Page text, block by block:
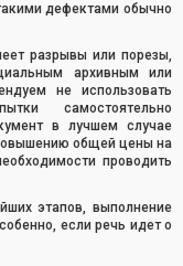
дефектами обычно
разрывы или порезы,
архивным или
не использовать
самостоятельно
в лучшем случае
общей цены на
проводить
этапов, выполнение
если речь идет о